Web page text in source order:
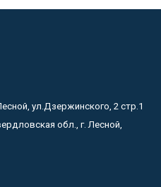
ул.Дзержинского, 2 стр.1
обл., г. Лесной,